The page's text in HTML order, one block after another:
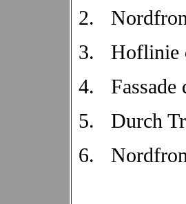
2.
3.
Hoflinie
4.
5.
Durch
6.